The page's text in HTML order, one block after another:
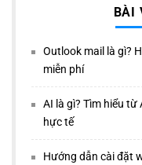
BÀI
Outlook mail là gì?
miễn phí
AI là gì? Tìm hiểu
hực tế
Hướng dẫn cài đặt